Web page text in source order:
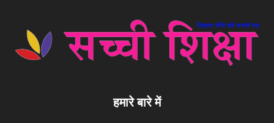
हमारे बारे में